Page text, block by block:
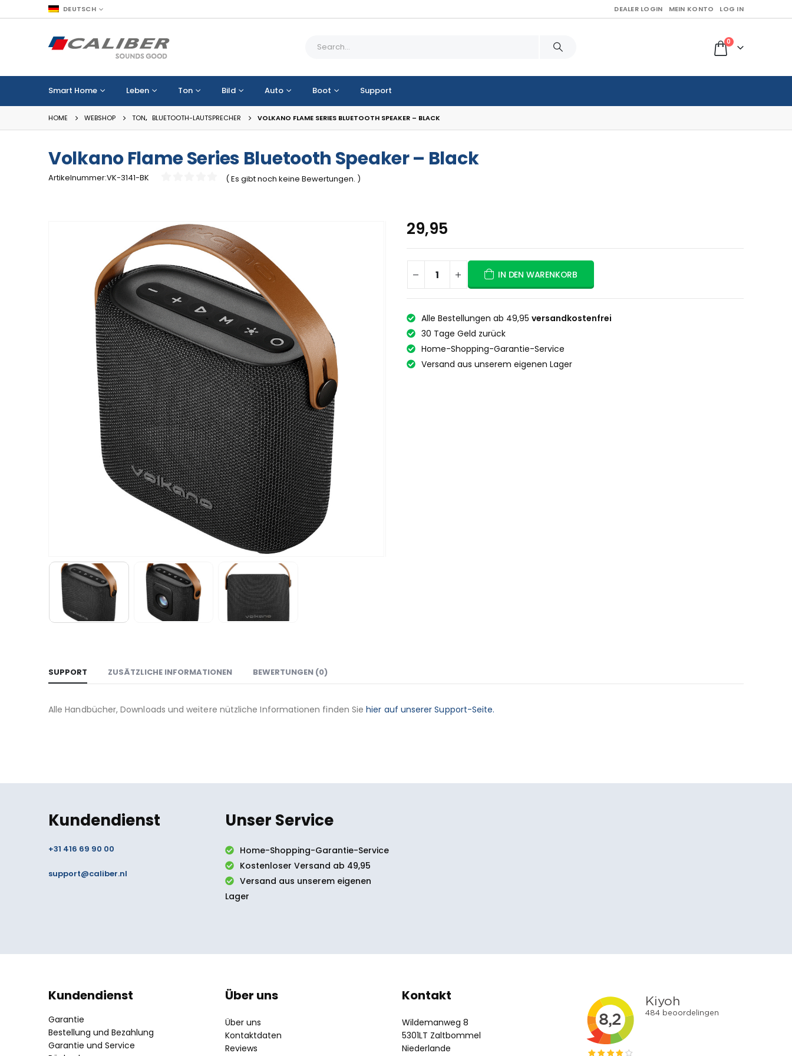
DEUTSCH DEALER LOGIN MEIN KONTO LOG IN
0
Smart Home Leben Ton Bild Auto Boot Support
HOME WEBSHOP TON, BLUETOOTH-LAUTSPRECHER VOLKANO FLAME SERIES BLUETOOTH SPEAKER – BLACK
Volkano Flame Series Bluetooth Speaker – Black
Artikelnummer:VK-3141-BK ( Es gibt noch keine Bewertungen. )
29,95
IN DEN WARENKORB
Alle Bestellungen ab 49,95 versandkostenfrei
30 Tage Geld zurück
Home-Shopping-Garantie-Service
Versand aus unserem eigenen Lager
SUPPORT ZUSÄTZLICHE INFORMATIONEN BEWERTUNGEN (0)
Alle Handbücher, Downloads und weitere nützliche Informationen finden Siehier auf unserer Support-Seite.
Kundendienst
+31 416 69 90 00
support@caliber.nl
Unser Service
Home-Shopping-Garantie-Service
Kostenloser Versand ab 49,95
Versand aus unserem eigenen
Lager
Kundendienst
Garantie
Bestellung und Bezahlung
Garantie und Service
Über uns
Über uns
Kontaktdaten
Reviews
Kontakt
Wildemanweg 8
5301LT Zaltbommel
Niederlande